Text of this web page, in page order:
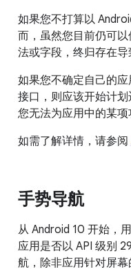
如果您不打算以
而，虽然您目前仍可
法或字段，终归存在导
如果您不确定自己的
接口，则应该开始计
您无法为应用中的某
如需了解详情，请参阅
手势导航
从 Android 10 开始，
应用是否以 API 级别
航，除非应用针对屏